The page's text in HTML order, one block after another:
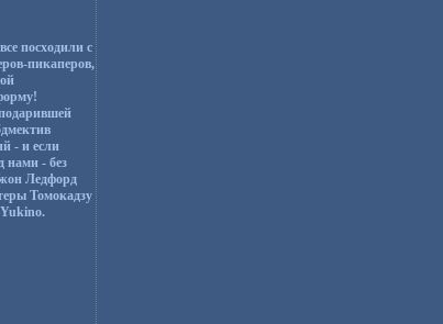
посходили с
пикаперов,
- и если
нами - без
Ледфорд
Томокадзу